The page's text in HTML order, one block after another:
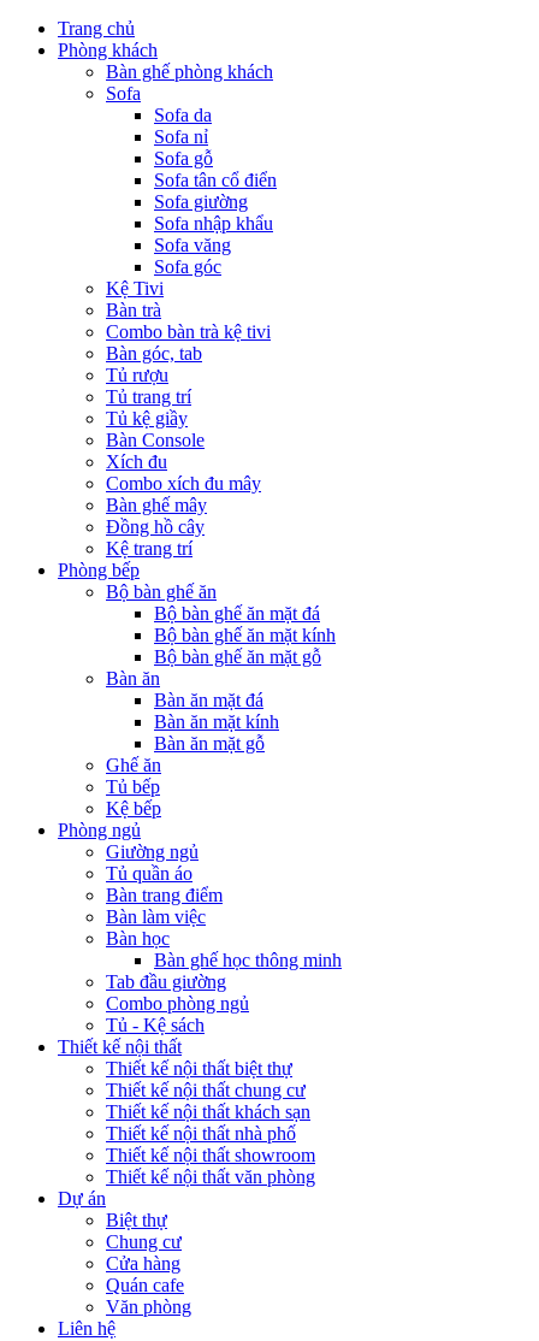
Trang chủ
Phòng khách
Bàn ghế phòng khách
Sofa
Sofa da
Sofa nỉ
Sofa gỗ
Sofa tân cổ điển
Sofa giường
Sofa nhập khẩu
Sofa văng
Sofa góc
Kệ Tivi
Bàn trà
Combo bàn trà kệ tivi
Bàn góc, tab
Tủ rượu
Tủ trang trí
Tủ kệ giầy
Bàn Console
Xích đu
Combo xích đu mây
Bàn ghế mây
Đồng hồ cây
Kệ trang trí
Phòng bếp
Bộ bàn ghế ăn
Bộ bàn ghế ăn mặt đá
Bộ bàn ghế ăn mặt kính
Bộ bàn ghế ăn mặt gỗ
Bàn ăn
Bàn ăn mặt đá
Bàn ăn mặt kính
Bàn ăn mặt gỗ
Ghế ăn
Tủ bếp
Kệ bếp
Phòng ngủ
Giường ngủ
Tủ quần áo
Bàn trang điểm
Bàn làm việc
Bàn học
Bàn ghế học thông minh
Tab đầu giường
Combo phòng ngủ
Tủ - Kệ sách
Thiết kế nội thất
Thiết kế nội thất biệt thự
Thiết kế nội thất chung cư
Thiết kế nội thất khách sạn
Thiết kế nội thất nhà phố
Thiết kế nội thất showroom
Thiết kế nội thất văn phòng
Dự án
Biệt thự
Chung cư
Cửa hàng
Quán cafe
Văn phòng
Liên hệ